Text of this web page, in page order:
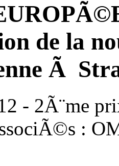
de la
Ã
- 2Ã¨me
: